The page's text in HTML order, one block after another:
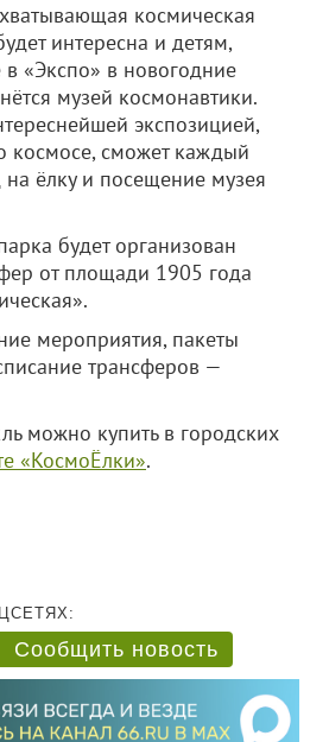
космическая
интересна и детям,
«Экспо» в новогодние
музей космонавтики.
экспозицией,
космосе, сможет каждый
ёлку и посещение музея
будет организован
от площади 1905 года
мероприятия, пакеты
трансферов —
можно купить в городских
«КосмоЁлки».
Сообщить новость